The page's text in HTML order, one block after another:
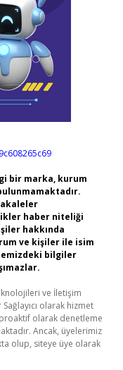
bir marka, kurum
haber niteliği
hakkında
ve kişiler ile isim
bilgiler
ve İletişim
olarak hizmet
olarak denetleme
Ancak, üyelerimiz
olup, siteye üye olarak